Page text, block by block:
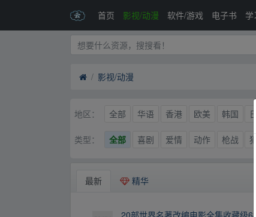
首页 影视/动漫 软件/游戏 电子书 学
影视/动漫
地区： 全部 华语 香港 欧美 韩国
类型： 全部 喜剧 爱情 动作 枪战
最新 精华